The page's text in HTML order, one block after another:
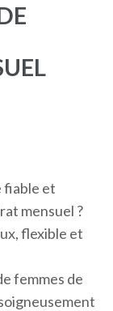
fiable et
mensuel ?
flexible et
femmes de